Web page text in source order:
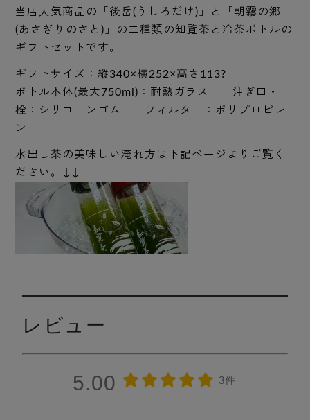
当店人気商品の「後岳(うしろだけ)」と「朝霧の郷
(あさぎりのさと)」の二種類の知覧茶と冷茶ボトルの
ギフトセットです。
ギフトサイズ：縦340×横252×高さ113?
ボトル本体(最大750ml)：耐熱ガラス 注ぎ口・
栓：シリコーンゴム フィルター：ポリプロピレ
ン
水出し茶の美味しい淹れ方は下記ページよりご覧く
ださい。↓↓
レビュー
5.00 3件